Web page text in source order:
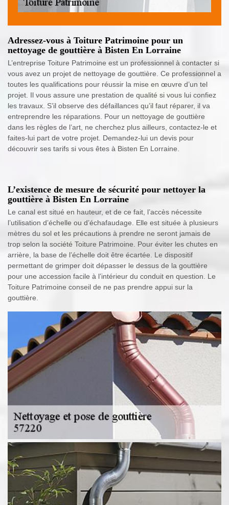
Adressez-vous à Toiture Patrimoine pour un
nettoyage de gouttière à Bisten En Lorraine
L’entreprise Toiture Patrimoine est un professionnel à contacter si
vous avez un projet de nettoyage de gouttière. Ce professionnel a
toutes les qualifications pour réussir la mise en œuvre d’un tel
projet. Il vous assure une prestation de qualité si vous lui confiez
les travaux. S’il observe des défaillances qu’il faut réparer, il va
entreprendre les réparations. Pour un nettoyage de gouttière
dans les règles de l’art, ne cherchez plus ailleurs, contactez-le et
faites-lui part de votre projet. Demandez-lui un devis pour
découvrir ses tarifs si vous êtes à Bisten En Lorraine.
L’existence de mesure de sécurité pour nettoyer la
gouttière à Bisten En Lorraine
Le canal est situé en hauteur, et de ce fait, l’accès nécessite
l’utilisation d’échelle ou d’échafaudage. Elle est située à plusieurs
mètres du sol et les précautions à prendre ne seront jamais de
trop selon la société Toiture Patrimoine. Pour éviter les chutes en
arrière, la base de l’échelle doit être écartée. Le dispositif
permettant de grimper doit dépasser le dessus de la gouttière
pour une accession facile à l’intérieur du conduit en question. Le
Toiture Patrimoine conseil de ne pas prendre appui sur la
gouttière.